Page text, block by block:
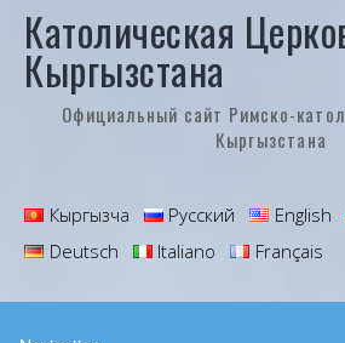
Католическая
Кыргызстана
Официальный сайт Римско-
Кыргызстана
Кыргызча Русский English
Deutsch
Italiano Français